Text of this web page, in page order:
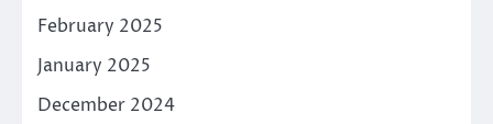
February 2025
January 2025
December 2024